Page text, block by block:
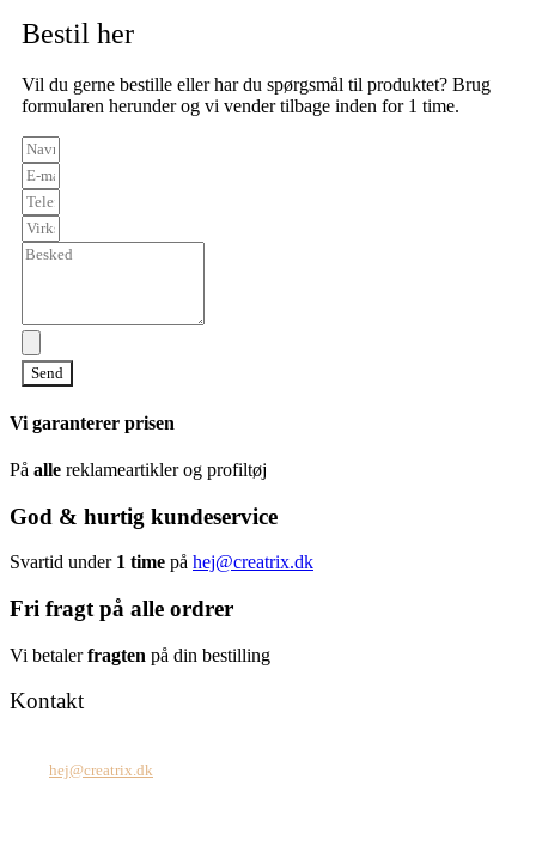
Bestil her
Vil du gerne bestille eller har du spørgsmål til produktet? Brug
formularen herunder og vi vender tilbage inden for 1 time.
Send
Vi garanterer prisen
På alle reklameartikler og profiltøj
God & hurtig kundeservice
Svartid under 1 time på hej@creatrix.dk
Fri fragt på alle ordrer
Vi betalerfragten på din bestilling
Kontakt
hej@creatrix.dk